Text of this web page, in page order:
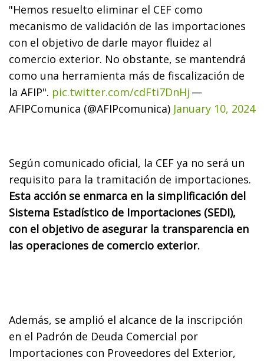
"Hemos resuelto eliminar el CEF como
mecanismo de validación de las importaciones
con el objetivo de darle mayor fluidez al
comercio exterior. No obstante, se mantendrá
como una herramienta más de fiscalización de
la AFIP". pic.twitter.com/cdFti7DnHj —
AFIPComunica (@AFIPcomunica) January 10, 2024
Según comunicado oficial, la CEF ya no será un
requisito para la tramitación de importaciones.
Esta acción se enmarca en la simplificación del
Sistema Estadístico de Importaciones (SEDI),
con el objetivo de asegurar la transparencia en
las operaciones de comercio exterior.
Además, se amplió el alcance de la inscripción
en el Padrón de Deuda Comercial por
Importaciones con Proveedores del Exterior,